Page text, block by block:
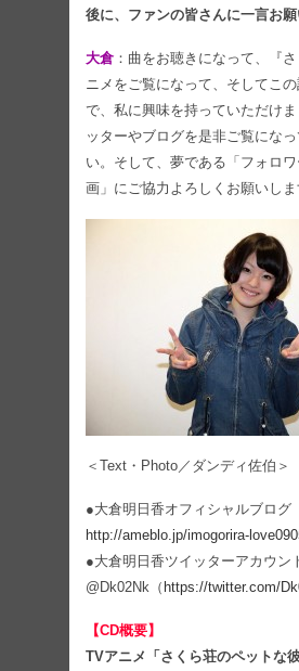
後に、ファンの皆さんに一言お願
大倉 ：曲をお聴きになって、『
ニメをご覧になって、そしてこ
で、私に興味を持っていただけ
ッターやブログを是非ご覧にな
い。そして、夢である「フォロ
画」にご協力よろしくお願いしま
＜Text・Photo／ダンディ佐伯＞
●大倉明日香オフィシャルブログ
http://ameblo.jp/imogorira-
●大倉明日香ツイッターアカウン
@Dk02Nk（ https://twitter.com/
【CD概要】
TVアニメ「さくら荘のペットな